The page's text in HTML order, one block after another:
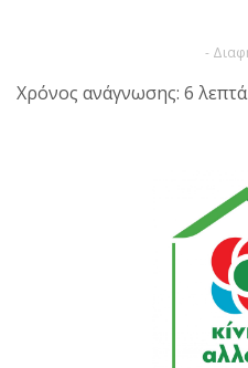
-
Χρόνος ανάγνωσης: 6 λεπτά